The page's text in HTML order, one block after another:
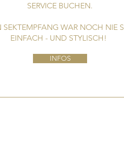
SERVICE BUCHEN.
SEKTEMPFANG WAR NOCH NIE
EINFACH - UND STYLISCH!
INFOS